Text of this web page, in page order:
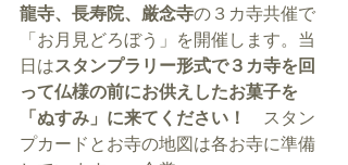
龍寺、長寿院、厳念寺の３カ寺共催で
「お月見どろぼう」を開催します。当
日はスタンプラリー形式で３カ寺を回
って仏様の前にお供えしたお菓子を
「ぬすみ」に来てください！
スタン
プカードとお寺の地図は各お寺に準備